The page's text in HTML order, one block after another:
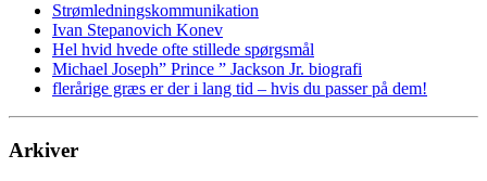
Strømledningskommunikation
Ivan Stepanovich Konev
Hel hvid hvede ofte stillede spørgsmål
Michael Joseph” Prince ” Jackson Jr. biografi
flerårige græs er der i lang tid – hvis du passer på dem!
Arkiver